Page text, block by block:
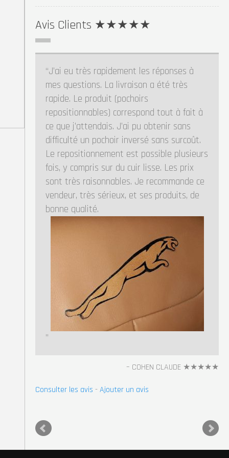
Avis Clients ★★★★★
Ravie !! J’ai découvert se site par hasard
et très étonné des petit prix et des frais
de port offert ! Envoi très rapide ! Je
recommande !!!
Diot Alexandra ★ ★ ★ ★ ★
Consulter les avis- Ajouter un avis